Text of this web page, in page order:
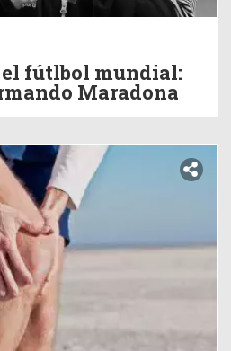
fútlbol mundial:
Maradona